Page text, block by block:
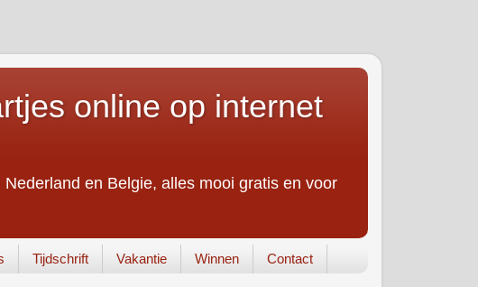
online op internet
en Belgie, alles mooi gratis en voor
Tijdschrift Vakantie Winnen Contact